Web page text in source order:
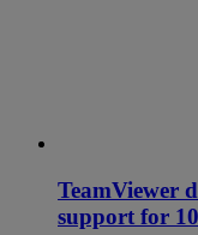
TeamViewer
support for